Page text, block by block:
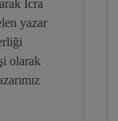
İcra
yazar
olarak